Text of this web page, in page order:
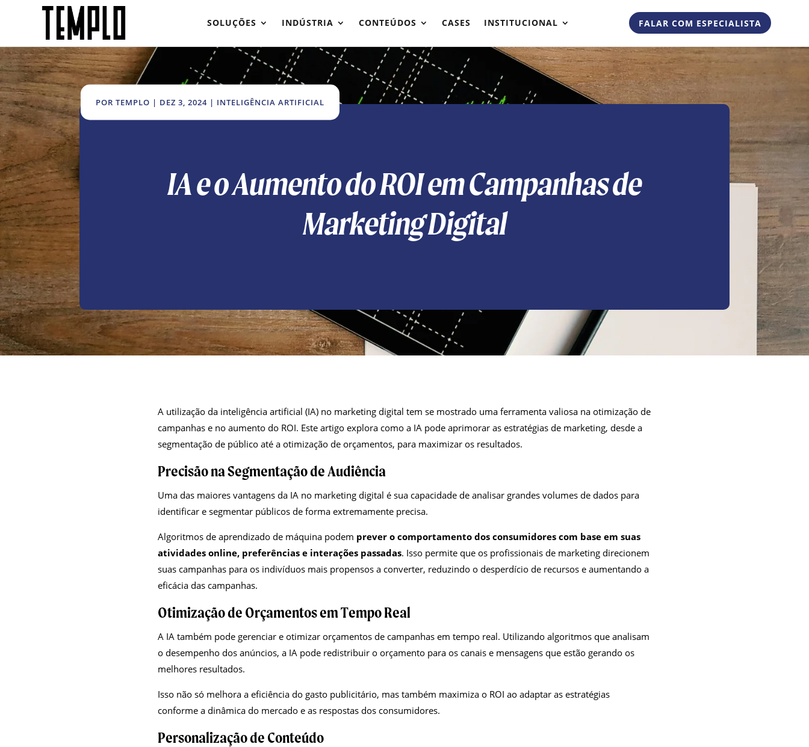
SOLUÇÕES INDÚSTRIA CONTEÚDOS CASES INSTITUCIONAL FALAR COM ESPECIALISTA
PORTEMPLO | DEZ 3, 2024 | INTELIGÊNCIA ARTIFICIAL
IA e o Aumento do ROI em Campanhas de
Marketing Digital
A utilização da inteligência artificial (IA) no marketing digital tem se mostrado uma ferramenta valiosa na otimização de
campanhas e no aumento do ROI. Este artigo explora como a IA pode aprimorar as estratégias de marketing, desde a
segmentação de público até a otimização de orçamentos, para maximizar os resultados.
Precisão na Segmentação de Audiência
Uma das maiores vantagens da IA no marketing digital é sua capacidade de analisar grandes volumes de dados para
identificar e segmentar públicos de forma extremamente precisa.
Algoritmos de aprendizado de máquina podem prever o comportamento dos consumidores com base em suas
atividades online, preferências e interações passadas. Isso permite que os profissionais de marketing direcionem
suas campanhas para os indivíduos mais propensos a converter, reduzindo o desperdício de recursos e aumentando a
eficácia das campanhas.
Otimização de Orçamentos em Tempo Real
A IA também pode gerenciar e otimizar orçamentos de campanhas em tempo real. Utilizando algoritmos que analisam
o desempenho dos anúncios, a IA pode redistribuir o orçamento para os canais e mensagens que estão gerando os
melhores resultados.
Isso não só melhora a eficiência do gasto publicitário, mas também maximiza o ROI ao adaptar as estratégias
conforme a dinâmica do mercado e as respostas dos consumidores.
Personalização de Conteúdo